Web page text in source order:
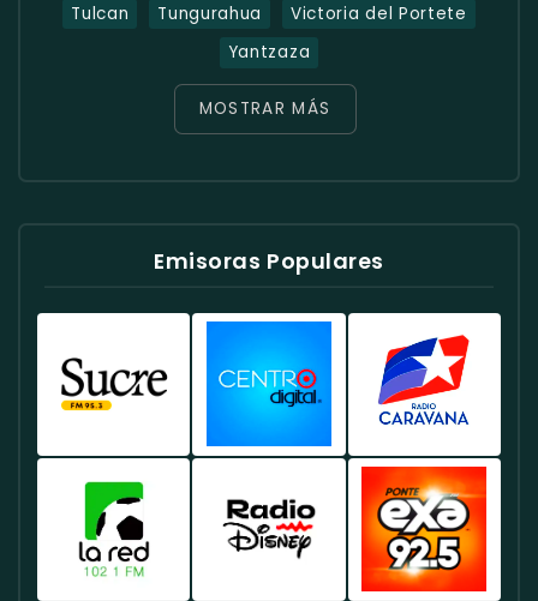
Tulcan
Tungurahua
Victoria del Portete
Yantzaza
MOSTRAR MÁS
Emisoras Populares
Radio
Sucre
Ecuador
Emisora
Líder
Radio
Ecuador
Radio
Caravana
Ecuador
Noticias